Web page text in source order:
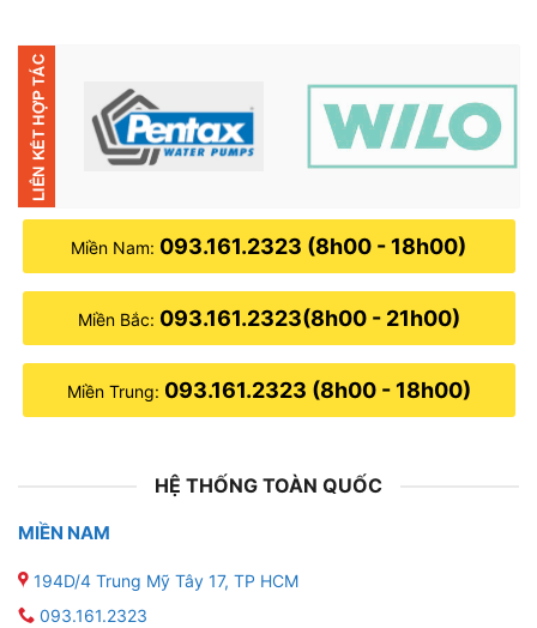
Miền Nam: 093.161.2323 (8h00 - 18h00)
Miền Bắc: 093.161.2323(8h00 - 21h00)
Miền Trung: 093.161.2323 (8h00 - 18h00)
HỆ THỐNG TOÀN QUỐC
MIỀN NAM
194D/4 Trung Mỹ Tây 17, TP HCM
093.161.2323